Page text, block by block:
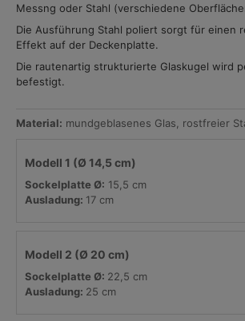
Messng oder Stahl (verschiedene
Die Ausführung Stahl poliert sorgt für einen
Effekt auf der Deckenplatte.
Die rautenartig strukturierte Glaskugel wird
befestigt.
Material: mundgeblasenes Glas, rostfreier
Modell 1 (Ø 14,5 cm)
Sockelplatte Ø: 15,5 cm
Ausladung: 17 cm
Modell 2 (Ø 20 cm)
Sockelplatte Ø: 22,5 cm
Ausladung: 25 cm